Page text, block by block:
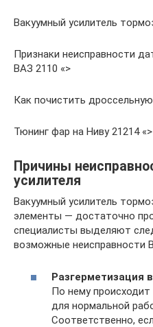
Вакуумный усилитель
Признаки неисправности
ВАЗ 2110 «>
Как почистить
Тюнинг фар на Ниву 21214 «>
Причины
усилителя
Вакуумный усилитель
элементы — достаточно
специалисты выделяют
возможные неисправности
Разгерметизация
По нему
для нормальной
Соответственно,